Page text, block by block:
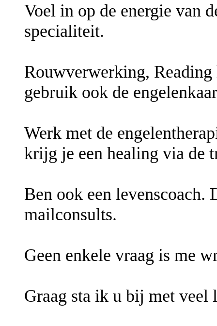
Voel in op de energie van
specialiteit.
Rouwverwerking,
gebruik ook de
Werk met de
krijg je een healing via de
Ben ook een levenscoach.
mailconsults.
Geen enkele vraag is me
Graag sta ik u bij met